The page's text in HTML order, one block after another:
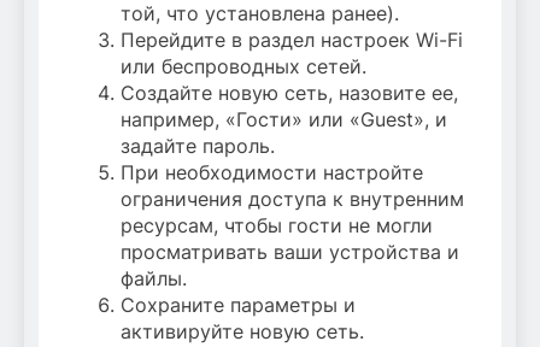
той, что установлена ранее).
Перейдите в раздел настроек Wi-Fi
или беспроводных сетей.
Создайте новую сеть, назовите ее,
например, «Гости» или «Guest», и
задайте пароль.
При необходимости настройте
ограничения доступа к внутренним
ресурсам, чтобы гости не могли
просматривать ваши устройства и
файлы.
Сохраните параметры и
активируйте новую сеть.